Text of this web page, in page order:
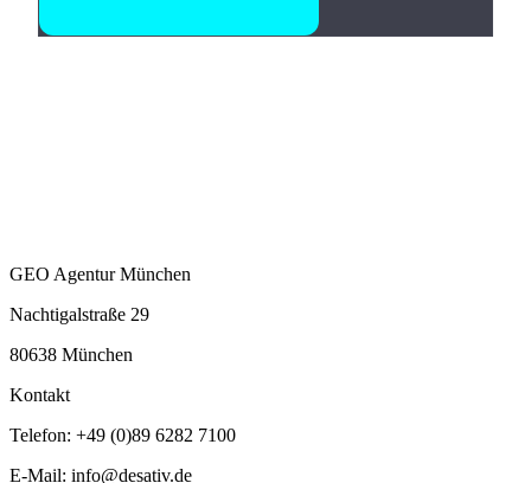
GEO Agentur München
Nachtigalstraße 29
80638 München
Kontakt
Telefon: +49 (0)89 6282 7100
E-Mail: info@desativ.de